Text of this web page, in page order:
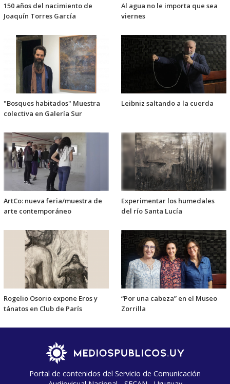
150 años del nacimiento de
Joaquín Torres García
Al agua no le importa que sea
viernes
"Bosques habitados" Muestra
colectiva en Galería Sur
Leibniz saltando a la cuerda
ArtCo: nueva feria/muestra de
arte contemporáneo
Experimentar los humedales
del río Santa Lucía
Rogelio Osorio expone Eros y
tánatos en Club de París
“Por una cabeza” en el Museo
Zorrilla
Portal de contenidos del Servicio de Comunicación